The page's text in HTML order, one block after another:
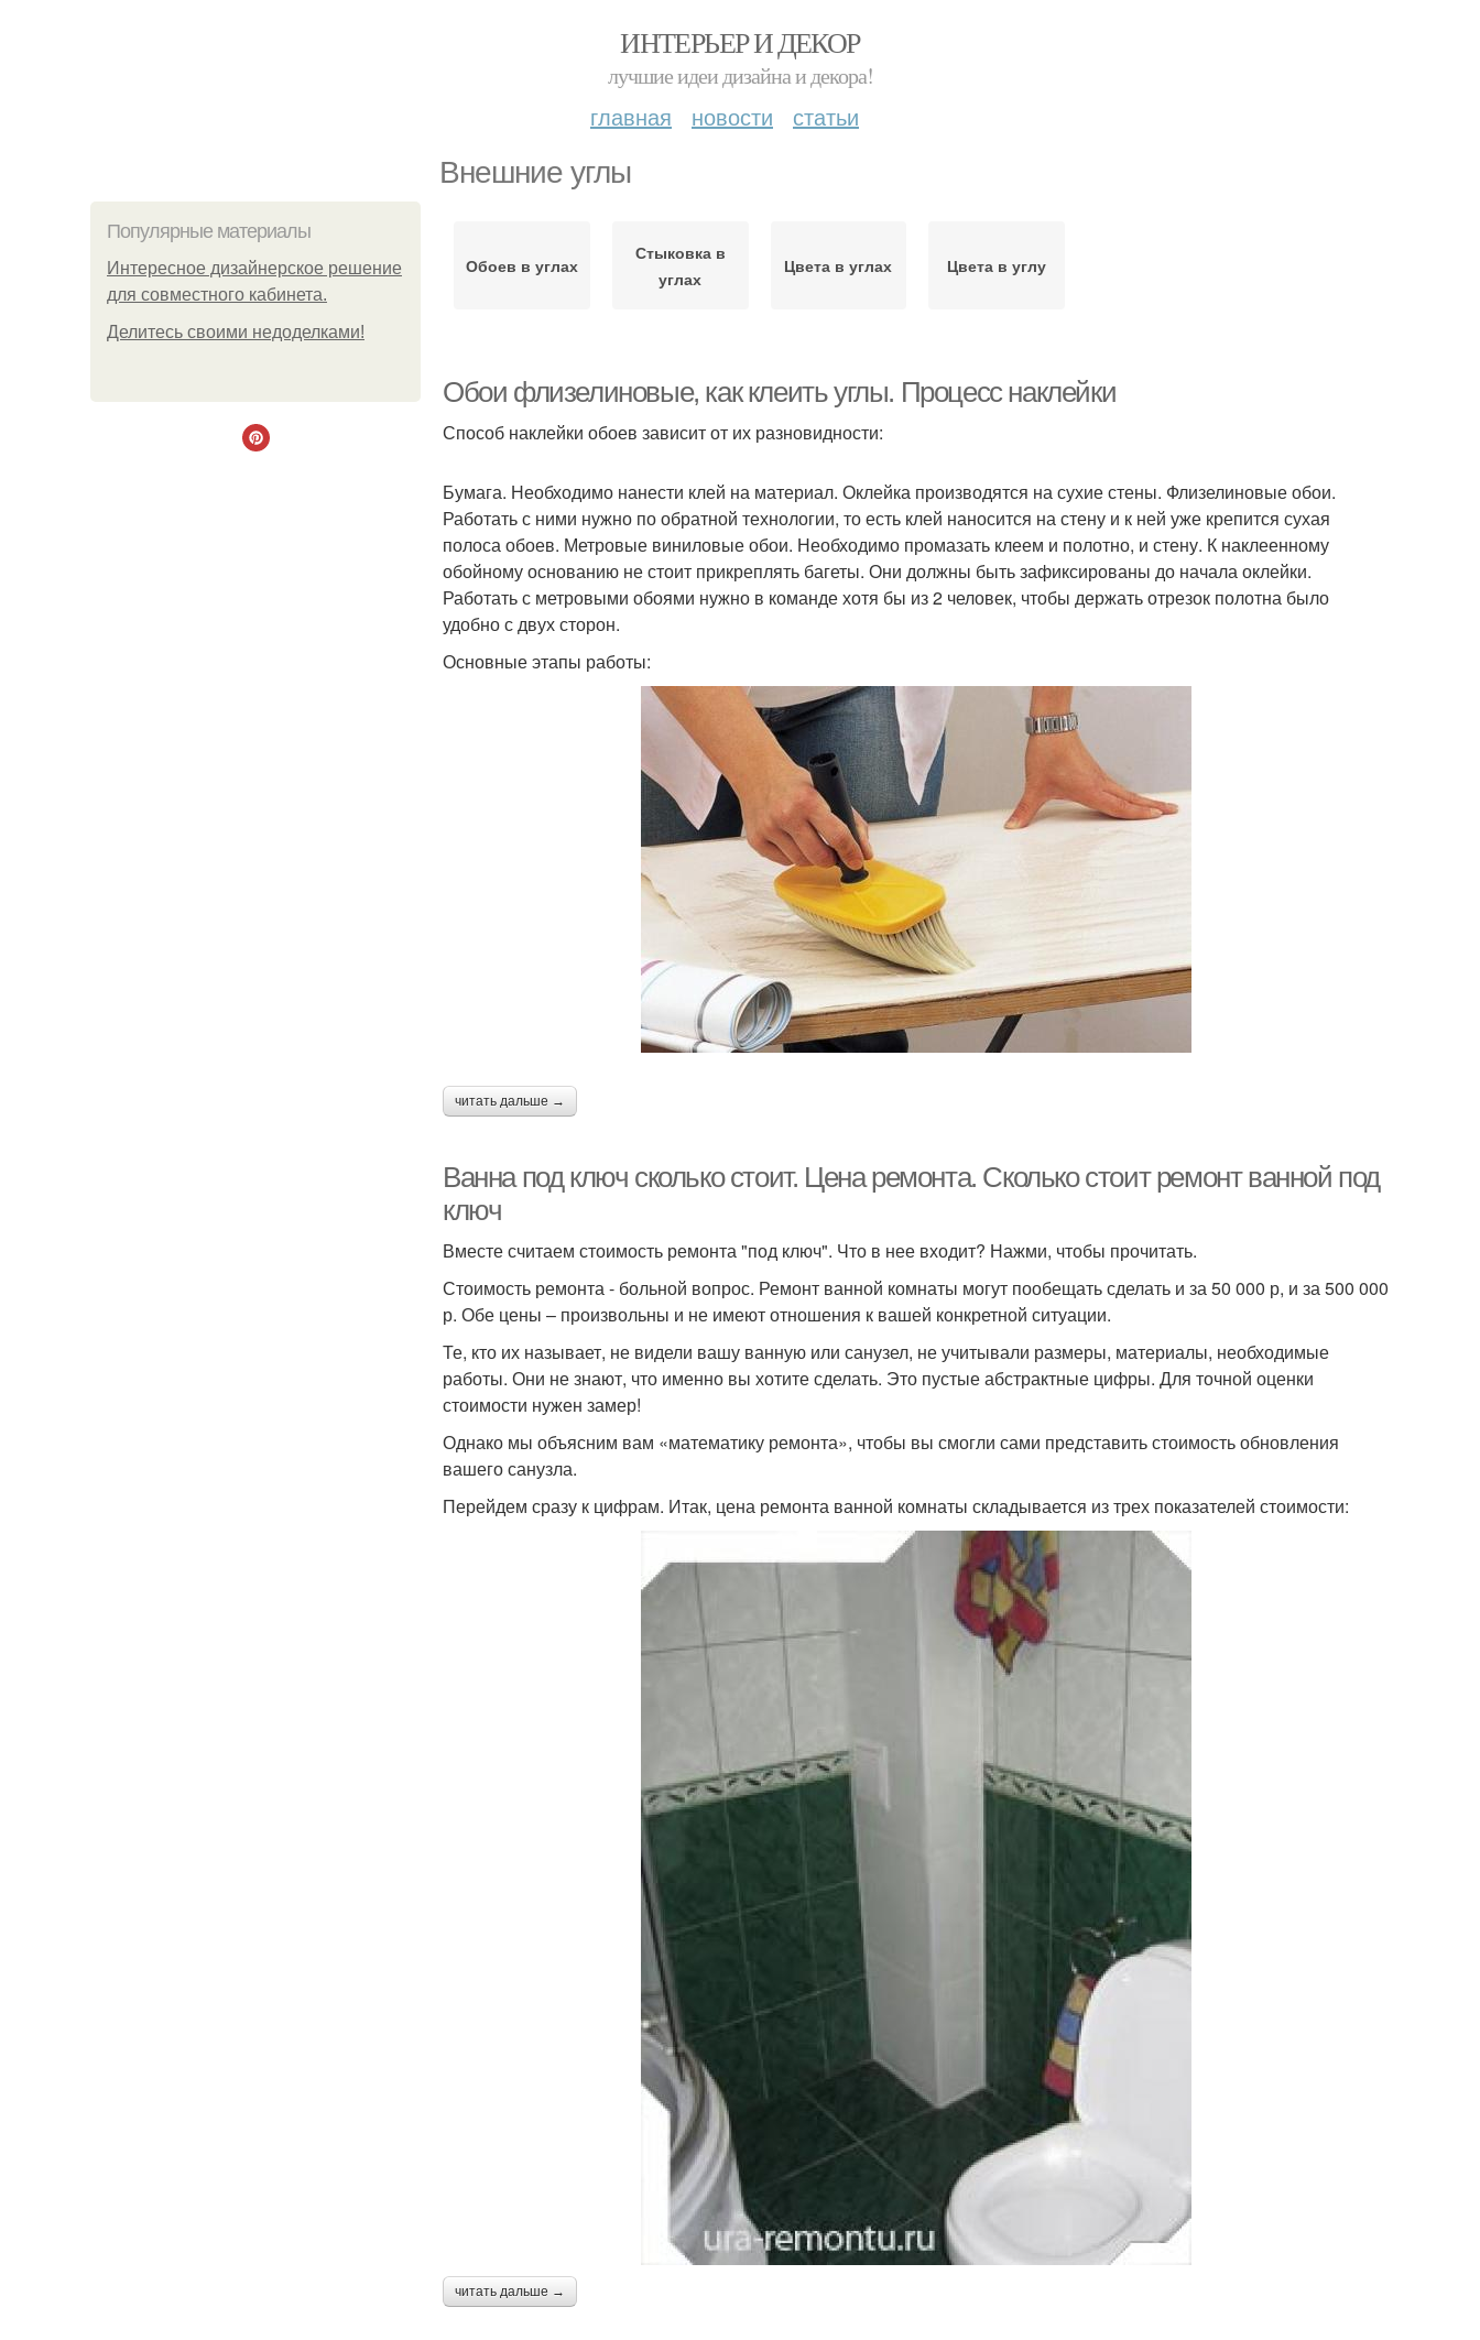
ИНТЕРЬЕР И ДЕКОР
лучшие идеи дизайна и декора!
главная новости статьи
Внешние углы
Популярные материалы
Интересное дизайнерское решение
для совместного кабинета.
Делитесь своими недоделками!
Обоев в углах
Стыковка в
углах
Цвета в углах Цвета в углу
Обои флизелиновые, как клеить углы. Процесс наклейки
Способ наклейки обоев зависит от их разновидности:
Бумага. Необходимо нанести клей на материал. Оклейка производятся на сухие стены. Флизелиновые обои.
Работать с ними нужно по обратной технологии, то есть клей наносится на стену и к ней уже крепится сухая
полоса обоев. Метровые виниловые обои. Необходимо промазать клеем и полотно, и стену. К наклеенному
обойному основанию не стоит прикреплять багеты. Они должны быть зафиксированы до начала оклейки.
Работать с метровыми обоями нужно в команде хотя бы из 2 человек, чтобы держать отрезок полотна было
удобно с двух сторон.
Основные этапы работы:
читать дальше →
Ванна под ключ сколько стоит. Цена ремонта. Сколько стоит ремонт ванной под
ключ
Вместе считаем стоимость ремонта "под ключ". Что в нее входит? Нажми, чтобы прочитать.
Стоимость ремонта - больной вопрос. Ремонт ванной комнаты могут пообещать сделать и за 50 000 р, и за 500 000
р. Обе цены – произвольны и не имеют отношения к вашей конкретной ситуации.
Те, кто их называет, не видели вашу ванную или санузел, не учитывали размеры, материалы, необходимые
работы. Они не знают, что именно вы хотите сделать. Это пустые абстрактные цифры. Для точной оценки
стоимости нужен замер!
Однако мы объясним вам «математику ремонта», чтобы вы смогли сами представить стоимость обновления
вашего санузла.
Перейдем сразу к цифрам. Итак, цена ремонта ванной комнаты складывается из трех показателей стоимости:
читать дальше →